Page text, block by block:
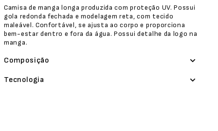
Camisa de manga longa produzida com proteção UV. Possui
gola redonda fechada e modelagem reta, com tecido
maleável. Confortável, se ajusta ao corpo e proporciona
bem-estar dentro e fora da água. Possui detalhe da logo na
manga.
Composição
Tecnologia